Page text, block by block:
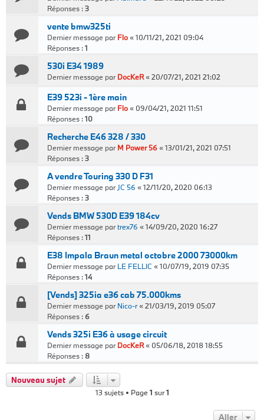
Réponses :3
vente bmw325ti
Dernier message parFlo«10/11/21, 2021 09:04
Réponses :1
530i E34 1989
Dernier message parDocKeR«20/07/21, 2021 21:02
E39 523i - 1ère main
Dernier message parFlo« 09/04/21, 2021 11:51
Réponses :10
Recherche E46 328 / 330
Dernier message parM Power 56«13/01/21, 2021 07:51
Réponses :3
A vendre Touring 330 D F31
Dernier message par JC 56 «12/11/20, 2020 06:13
Réponses :3
Vends BMW 530D E39 184cv
Dernier message partrex76 «14/09/20, 2020 16:27
Réponses :11
E38 Impala Braun metal octobre 2000 73000km
Dernier message parLE FELLIC «10/07/19, 2019 07:35
Réponses :14
[Vends] 325ia e36 cab 75.000kms
Dernier message parNico-r«21/03/19, 2019 05:07
Réponses : 6
Vends 325i E36 à usage circuit
Dernier message parDocKeR« 05/06/18, 2018 18:55
Réponses : 8
Nouveau sujet
13 sujets • Page1 sur1
Aller